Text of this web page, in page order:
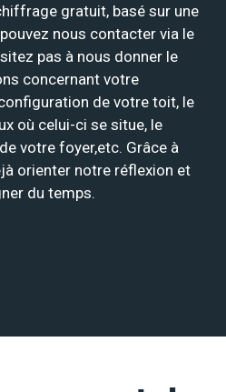
gratuit, basé sur une
nous contacter via le
pas à nous donner le
concernant votre
de votre toit, le
où celui-ci se situe, le
votre foyer,etc. Grâce à
orienter notre réflexion et
du temps.